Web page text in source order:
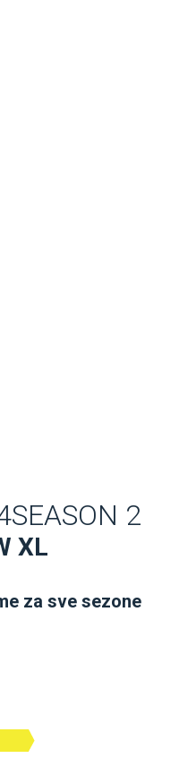
2
XL
za sve sezone